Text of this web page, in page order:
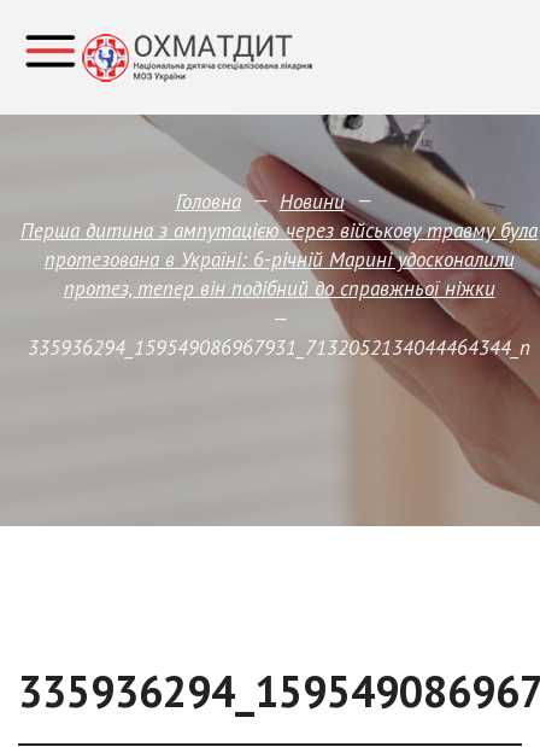
Головна — Новини —
Перша дитина з ампутацією через військову травму була
протезована в Україні: 6-річній Марині удосконалили
протез, тепер він подібний до справжньої ніжки
—
335936294_159549086967931_7132052134044464344_n